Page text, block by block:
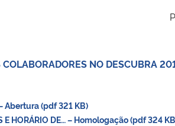
NO DESCUBRA
(pdf 321 KB)
HORÁRIO DE… – Homologação (pdf 324